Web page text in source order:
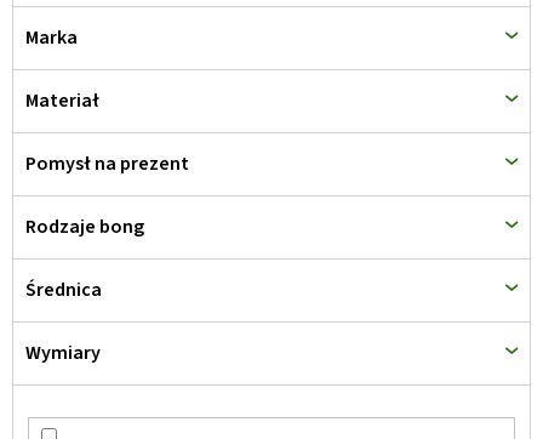
Marka
Materiał
Pomysł na prezent
Rodzaje bong
Średnica
Wymiary